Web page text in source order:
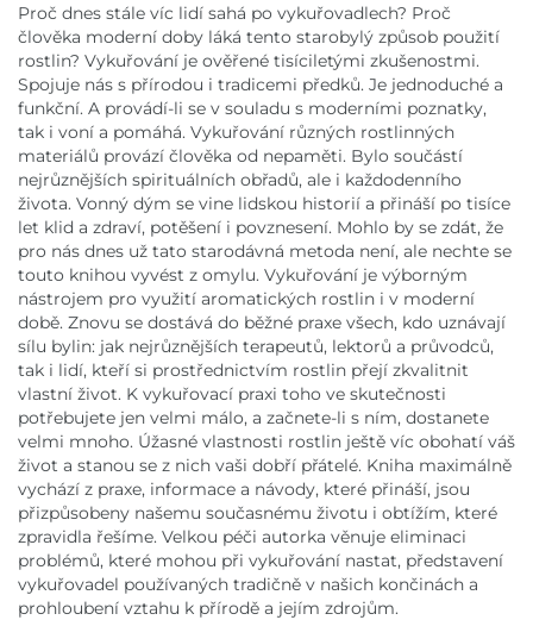
Proč dnes stále víc lidí sahá po vykuřovadlech? Proč
člověka moderní doby láká tento starobylý způsob použití
rostlin? Vykuřování je ověřené tisíciletými zkušenostmi.
Spojuje nás s přírodou i tradicemi předků. Je jednoduché a
funkční. A provádí-li se v souladu s moderními poznatky,
tak i voní a pomáhá. Vykuřování různých rostlinných
materiálů provází člověka od nepaměti. Bylo součástí
nejrůznějších spirituálních obřadů, ale i každodenního
života. Vonný dým se vine lidskou historií a přináší po tisíce
let klid a zdraví, potěšení i povznesení. Mohlo by se zdát, že
pro nás dnes už tato starodávná metoda není, ale nechte se
touto knihou vyvést z omylu. Vykuřování je výborným
nástrojem pro využití aromatických rostlin i v moderní
době. Znovu se dostává do běžné praxe všech, kdo uznávají
sílu bylin: jak nejrůznějších terapeutů, lektorů a průvodců,
tak i lidí, kteří si prostřednictvím rostlin přejí zkvalitnit
vlastní život. K vykuřovací praxi toho ve skutečnosti
potřebujete jen velmi málo, a začnete-li s ním, dostanete
velmi mnoho. Úžasné vlastnosti rostlin ještě víc obohatí váš
život a stanou se z nich vaši dobří přátelé. Kniha maximálně
vychází z praxe, informace a návody, které přináší, jsou
přizpůsobeny našemu současnému životu i obtížím, které
zpravidla řešíme. Velkou péči autorka věnuje eliminaci
problémů, které mohou při vykuřování nastat, představení
vykuřovadel používaných tradičně v našich končinách a
prohloubení vztahu k přírodě a jejím zdrojům.